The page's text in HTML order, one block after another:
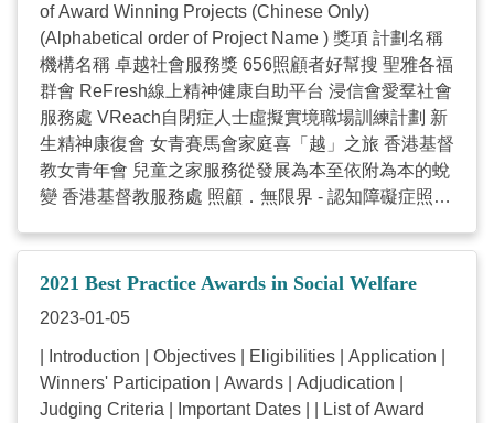
of Award Winning Projects (Chinese Only)
(Alphabetical order of Project Name ) 獎項 計劃名稱
機構名稱 卓越社會服務獎 656照顧者好幫搜 聖雅各福
群會 ReFresh線上精神健康自助平台 浸信會愛羣社會
服務處 VReach自閉症人士虛擬實境職場訓練計劃 新
生精神康復會 女青賽馬會家庭喜「越」之旅 香港基督
教女青年會 兒童之家服務從發展為本至依附為本的蛻
變 香港基督教服務處 照顧．無限界 - 認知障礙症照顧
兩廳開檯食飯」社醫共生計劃 香港明愛 醫護行者 賽
馬會「無痛E世代」長者膝痛管理計劃 香港聖公會福
香港小童群益會 香港明愛 香港青年協會 香港青少年
服務處 聖雅各福群會 香港大學香港賽馬會防止自殺研
究中心 織福 - 長者互助發展計劃 香港聖公會福利協會
有限公司 卓越實踐指標獎 創新 VReach自閉症人士虛
2021 Best Practice Awards in Social Welfare
2023-01-05
| Introduction | Objectives | Eligibilities | Application |
Winners' Participation | Awards | Adjudication |
Judging Criteria | Important Dates | | List of Award